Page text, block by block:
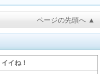
ページの先頭へ ▲
イイね！